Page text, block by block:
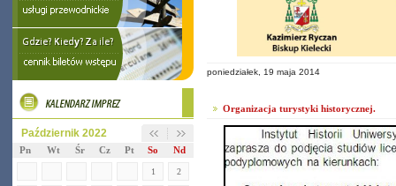
Październik 2022
Pn Wt Śr Cz Pt So Nd
1 2
poniedziałek, 19 maja 2014
Organizacja turystyki historycznej.